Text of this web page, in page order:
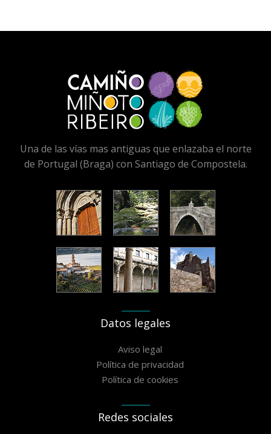
Una de las vías mas antiguas que enlazaba el norte
de Portugal (Braga) con Santiago de Compostela.
Datos legales
Aviso legal
Política de privacidad
Política de cookies
Redes sociales